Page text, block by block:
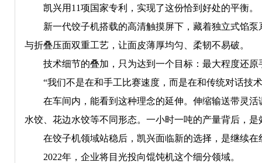
凯兴用11项国家专利，实现了这份恰到好处的平衡。
新一代饺子机搭载的高清触摸屏下，藏着独立式馅泵
与折叠压面双重工艺，让面皮薄厚均匀、柔韧不易破。
技术细节的叠加，只为达到一个目标：最大程度还原
“我们不是在和手工比赛速度，而是在和传统对话技术
在车间内，能看到这种理念的延伸。伸缩输送带灵活
水饺、花边水饺等不同形态。一小时一吨的产量背后，
在饺子机领域站稳后，凯兴面临新的选择，是继续在
2022年，企业将目光投向馄饨机这个细分领域。